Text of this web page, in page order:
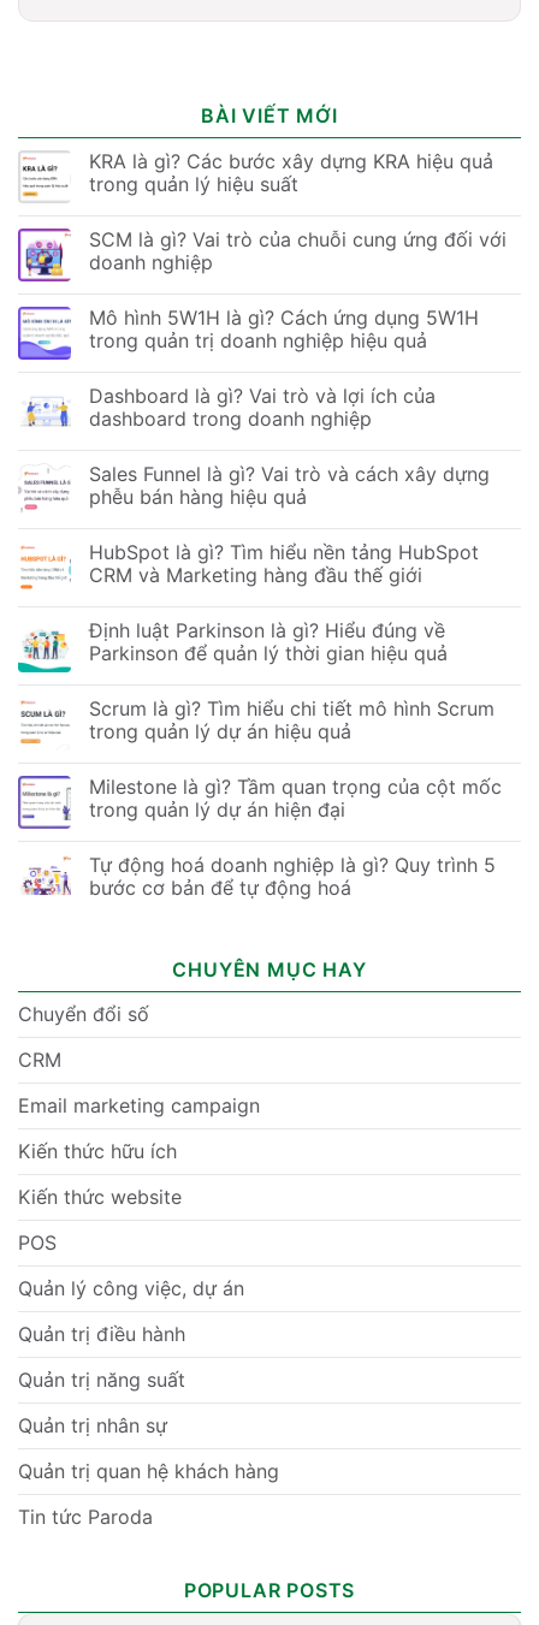
BÀI VIẾT MỚI
KRA là gì? Các bước xây dựng KRA hiệu quả
trong quản lý hiệu suất
SCM là gì? Vai trò của chuỗi cung ứng đối với
doanh nghiệp
Mô hình 5W1H là gì? Cách ứng dụng 5W1H
trong quản trị doanh nghiệp hiệu quả
Dashboard là gì? Vai trò và lợi ích của
dashboard trong doanh nghiệp
Sales Funnel là gì? Vai trò và cách xây dựng
phễu bán hàng hiệu quả
HubSpot là gì? Tìm hiểu nền tảng HubSpot
CRM và Marketing hàng đầu thế giới
Định luật Parkinson là gì? Hiểu đúng về
Parkinson để quản lý thời gian hiệu quả
Scrum là gì? Tìm hiểu chi tiết mô hình Scrum
trong quản lý dự án hiệu quả
Milestone là gì? Tầm quan trọng của cột mốc
trong quản lý dự án hiện đại
Tự động hoá doanh nghiệp là gì? Quy trình 5
bước cơ bản để tự động hoá
CHUYÊN MỤC HAY
Chuyển đổi số
CRM
Email marketing campaign
Kiến thức hữu ích
Kiến thức website
POS
Quản lý công việc, dự án
Quản trị điều hành
Quản trị năng suất
Quản trị nhân sự
Quản trị quan hệ khách hàng
Tin tức Paroda
POPULAR POSTS